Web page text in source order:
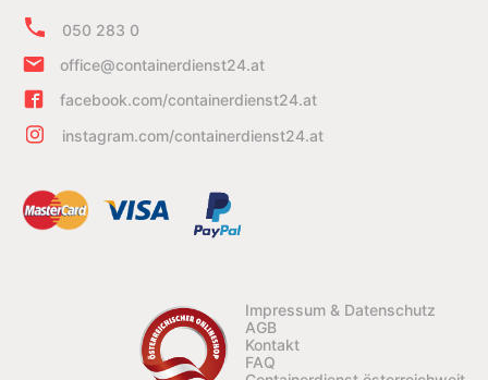
050 283 0
office@containerdienst24.at
facebook.com/containerdienst24.at
instagram.com/containerdienst24.at
Impressum & Datenschutz
AGB
Kontakt
FAQ